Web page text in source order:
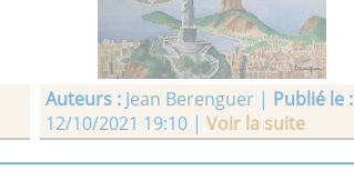
Auteurs : Jean Berenguer | Publié le :
12/10/2021 19:10 |Voir la suite